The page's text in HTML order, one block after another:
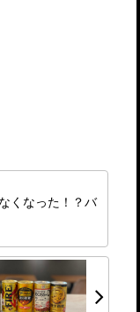
くなった！？バ